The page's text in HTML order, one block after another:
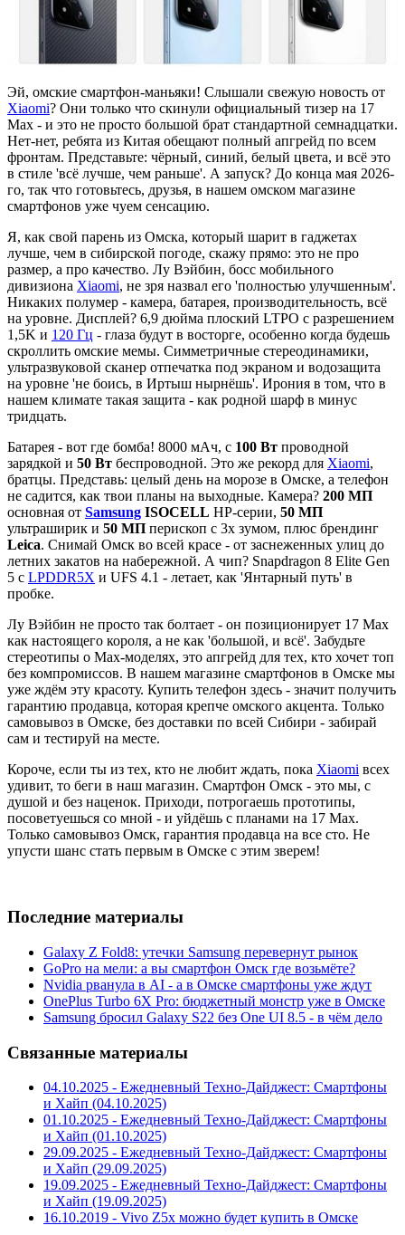
Эй, омские смартфон-маньяки! Слышали свежую новость от
Xiaomi? Они только что скинули официальный тизер на 17
Max - и это не просто большой брат стандартной семнадцатки.
Нет-нет, ребята из Китая обещают полный апгрейд по всем
фронтам. Представьте: чёрный, синий, белый цвета, и всё это
в стиле 'всё лучше, чем раньше'. А запуск? До конца мая 2026-
го, так что готовьтесь, друзья, в нашем омском магазине
смартфонов уже чуем сенсацию.
Я, как свой парень из Омска, который шарит в гаджетах
лучше, чем в сибирской погоде, скажу прямо: это не про
размер, а про качество. Лу Вэйбин, босс мобильного
дивизиона Xiaomi, не зря назвал его 'полностью улучшенным'.
Никаких полумер - камера, батарея, производительность, всё
на уровне. Дисплей? 6,9 дюйма плоский LTPO с разрешением
1,5K и 120 Гц - глаза будут в восторге, особенно когда будешь
скроллить омские мемы. Симметричные стереодинамики,
ультразвуковой сканер отпечатка под экраном и водозащита
на уровне 'не боись, в Иртыш нырнёшь'. Ирония в том, что в
нашем климате такая защита - как родной шарф в минус
тридцать.
Батарея - вот где бомба! 8000 мАч, с 100 Вт проводной
зарядкой и 50 Вт беспроводной. Это же рекорд для Xiaomi,
братцы. Представь: целый день на морозе в Омске, а телефон
не садится, как твои планы на выходные. Камера? 200 МП
основная от Samsung ISOCELL HP-серии, 50 МП
ультраширик и 50 МП перископ с 3x зумом, плюс брендинг
Leica. Снимай Омск во всей красе - от заснеженных улиц до
летних закатов на набережной. А чип? Snapdragon 8 Elite Gen
5 с LPDDR5X и UFS 4.1 - летает, как 'Янтарный путь' в
пробке.
Лу Вэйбин не просто так болтает - он позиционирует 17 Max
как настоящего короля, а не как 'большой, и всё'. Забудьте
стереотипы о Max-моделях, это апгрейд для тех, кто хочет топ
без компромиссов. В нашем магазине смартфонов в Омске мы
уже ждём эту красоту. Купить телефон здесь - значит получить
гарантию продавца, которая крепче омского акцента. Только
самовывоз в Омске, без доставки по всей Сибири - забирай
сам и тестируй на месте.
Короче, если ты из тех, кто не любит ждать, пока Xiaomi всех
удивит, то беги в наш магазин. Смартфон Омск - это мы, с
душой и без наценок. Приходи, потрогаешь прототипы,
посоветуешься со мной - и уйдёшь с планами на 17 Max.
Только самовывоз Омск, гарантия продавца на все сто. Не
упусти шанс стать первым в Омске с этим зверем!
Последние материалы
Galaxy Z Fold8: утечки Samsung перевернут рынок
GoPro на мели: а вы смартфон Омск где возьмёте?
Nvidia рванула в AI - а в Омске смартфоны уже ждут
OnePlus Turbo 6X Pro: бюджетный монстр уже в Омске
Samsung бросил Galaxy S22 без One UI 8.5 - в чём дело
Связанные материалы
04.10.2025 - Ежедневный Техно-Дайджест: Смартфоны
и Хайп (04.10.2025)
01.10.2025 - Ежедневный Техно-Дайджест: Смартфоны
и Хайп (01.10.2025)
29.09.2025 - Ежедневный Техно-Дайджест: Смартфоны
и Хайп (29.09.2025)
19.09.2025 - Ежедневный Техно-Дайджест: Смартфоны
и Хайп (19.09.2025)
16.10.2019 - Vivo Z5x можно будет купить в Омске